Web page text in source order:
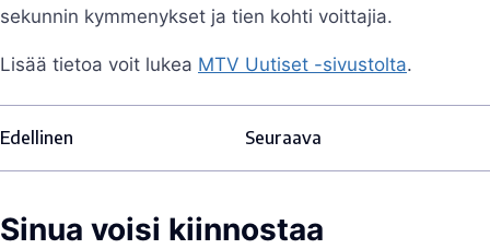
sekunnin kymmenykset ja tien kohti voittajia.
Lisää tietoa voit lukea MTV Uutiset -sivustolta.
Edellinen Seuraava
Sinua voisi kiinnostaa